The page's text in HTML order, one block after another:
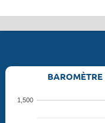
1,500